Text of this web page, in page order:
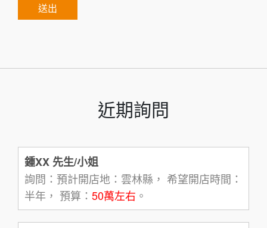
近期詢問
鍾XX 先生/小姐
詢問：預計開店地：雲林縣， 希望開店時間：
半年， 預算： 50萬左右 。